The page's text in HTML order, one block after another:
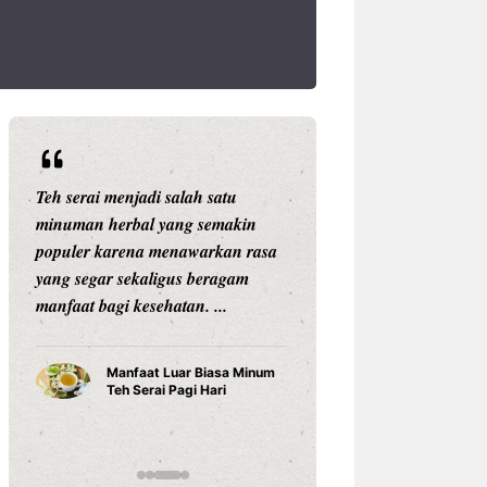
serai menjadi salah satu
herbal yang semakin
karena menawarkan rasa
segar sekaligus beragam
bagi kesehatan. ...
Manfaat Luar Biasa Minum
Teh Serai Pagi Hari